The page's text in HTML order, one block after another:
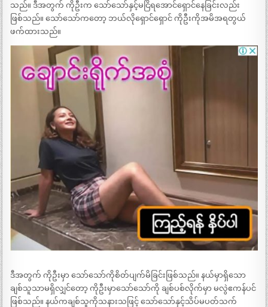
သည်။ ဒီအတွက် ကိုဦးက သော်သော်နှင့်မငြိရအောင်ရှောင်နေခြင်းလည်း
ဖြစ်သည်။ သော်သော်ကတော့ ဘယ်လိုရှောင်ရှောင် ကိုဦးကိုအမိအရတွယ်
ဖက်ထားသည်။
ဒီအတွက် ကိုဦးမှာ သော်သော်ကိုစိတ်ပျက်မိခြင်းဖြစ်သည်။ နယ်မှာရှိသော
ချစ်သူသာမရှိလျှင်တော့ ကိုဦးမှာသော်သော်ကို ချစ်ပစ်လိုက်မှာ မလွဲဧကန်ပင်
ဖြစ်သည်။ နယ်ကချစ်သူကိုသနားသဖြင့် သော်သော်နှင့်သိပ်မပတ်သက်